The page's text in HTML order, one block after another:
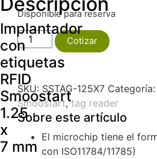
Disponible para reserva
Implantador
con
microchip
RFID
Smoostart
1.25x7mm
cantidad
Cotizar
SKU: SSTAG-125X7 Categoría:
Smoostart,tag reader
Sobre este artículo
El microchip tiene el
con ISO11784/11785)
Implantador
con
etiquetas
RFID
Smoostart
1.25
x
7 mm